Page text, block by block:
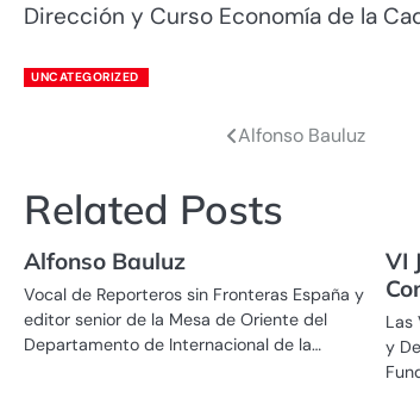
Dirección y Curso Economía de la
UNCATEGORIZED
entradas
Alfonso Bauluz
Related Posts
Alfonso Bauluz
Vocal de Reporteros sin Fronteras España y
editor senior de la Mesa de Oriente del
Departamento de Internacional de la…
VI
Las
y